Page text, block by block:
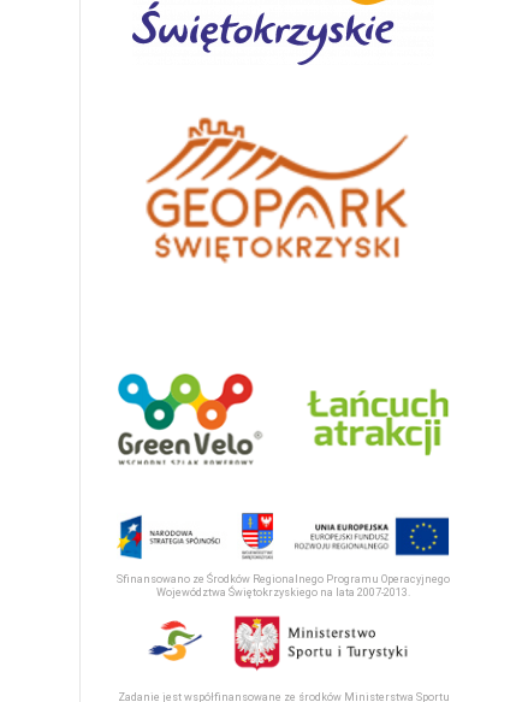
Sfinansowano ze Środków Regionalnego Programu Operacyjnego
Województwa Świętokrzyskiego na lata 2007-2013.
Zadanie jest współfinansowane ze środków Ministerstwa Sportu